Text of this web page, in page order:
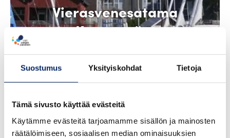
Suostumus Yksityiskohdat Tietoja
Tämä sivusto käyttää evästeitä
Käytämme evästeitä tarjoamamme sisällön ja mainosten
räätälöimiseen, sosiaalisen median ominaisuuksien
Vierasvenesatama
Korpoström